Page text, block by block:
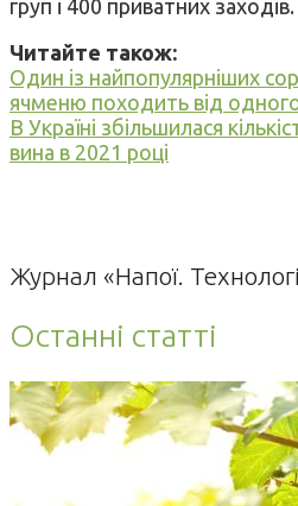
груп і 400 приватних заходів.
Читайте також:
Один із найпопулярніших
ячменю походить від
В Україні збільшилася
вина в 2021 році
Журнал «Напої.
Останні статті